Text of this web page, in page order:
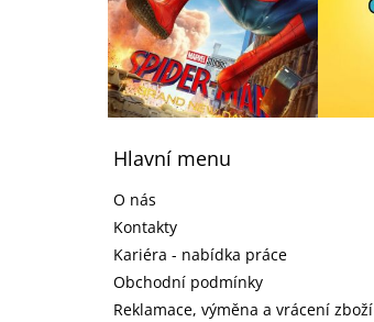
Hlavní menu
O nás
Kontakty
Kariéra - nabídka práce
Obchodní podmínky
Reklamace, výměna a vrácení zboží